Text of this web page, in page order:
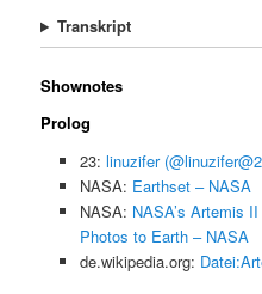
Transkript
Shownotes
Prolog
23: linuzifer
NASA: Earthset – NASA
NASA: NASA’s Artemis
Photos to Earth – NASA
de.wikipedia.org: